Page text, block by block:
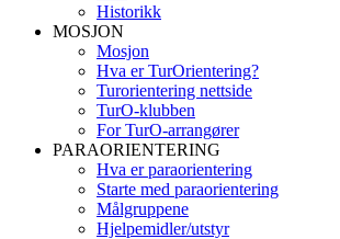
Historikk
MOSJON
Mosjon
Hva er TurOrientering?
Turorientering nettside
TurO-klubben
For TurO-arrangører
PARAORIENTERING
Hva er paraorientering
Starte med paraorientering
Målgruppene
Hjelpemidler/utstyr